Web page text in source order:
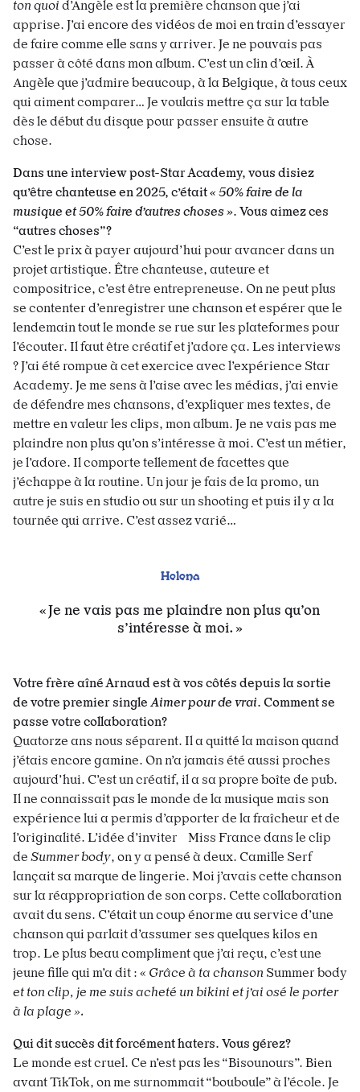
ton quoi d’Angèle est la première chanson que j’ai
apprise. J’ai encore des vidéos de moi en train d’essayer
de faire comme elle sans y arriver. Je ne pouvais pas
passer à côté dans mon album. C’est un clin d’œil. À
Angèle que j’admire beaucoup, à la Belgique, à tous ceux
qui aiment comparer… Je voulais mettre ça sur la table
dès le début du disque pour passer ensuite à autre
chose.
Dans une interview post-Star Academy, vous disiez
qu’être chanteuse en 2025, c’était« 50% faire de la
musique et 50% faire d’autres choses». Vous aimez ces
“autres choses”?
C’est le prix à payer aujourd’hui pour avancer dans un
projet artistique. Être chanteuse, auteure et
compositrice, c’est être entrepreneuse. On ne peut plus
se contenter d’enregistrer une chanson et espérer que le
lendemain tout le monde se rue sur les plateformes pour
l’écouter. Il faut être créatif et j’adore ça. Les interviews
? J’ai été rompue à cet exercice avec l’expérience Star
Academy. Je me sens à l’aise avec les médias, j’ai envie
de défendre mes chansons, d’expliquer mes textes, de
mettre en valeur les clips, mon album. Je ne vais pas me
plaindre non plus qu’on s’intéresse à moi. C’est un métier,
je l’adore. Il comporte tellement de facettes que
j’échappe à la routine. Un jour je fais de la promo, un
autre je suis en studio ou sur un shooting et puis il y a la
tournée qui arrive. C’est assez varié…
Helena
Je ne vais pas me plaindre non plus qu’on
s’intéresse à moi.
Votre frère aîné Arnaud est à vos côtés depuis la sortie
de votre premier single Aimer pour de vrai. Comment se
passe votre collaboration?
Quatorze ans nous séparent. Il a quitté la maison quand
j’étais encore gamine. On n’a jamais été aussi proches
aujourd’hui. C’est un créatif, il a sa propre boîte de pub.
Il ne connaissait pas le monde de la musique mais son
expérience lui a permis d’apporter de la fraîcheur et de
l’originalité. L’idée d’inviter Miss France dans le clip
de Summer body, on y a pensé à deux. Camille Serf
lançait sa marque de lingerie. Moi j’avais cette chanson
sur la réappropriation de son corps. Cette collaboration
avait du sens. C’était un coup énorme au service d’une
chanson qui parlait d’assumer ses quelques kilos en
trop. Le plus beau compliment que j’ai reçu, c’est une
jeune fille qui m’a dit : « Grâce à ta chanson Summer body
et ton clip, je me suis acheté un bikini et j’ai osé le porter
à la plage ».
Qui dit succès dit forcément haters. Vous gérez?
Le monde est cruel. Ce n’est pas les “Bisounours”. Bien
avant TikTok, on me surnommait “bouboule” à l’école. Je